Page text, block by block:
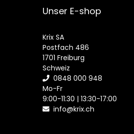
Unser E-shop
Krix SA
Postfach 486
1701 Freiburg
Schweiz
0848 000 948
Mo-Fr
9:00-11:30 | 13:30-17:00
info@krix.ch